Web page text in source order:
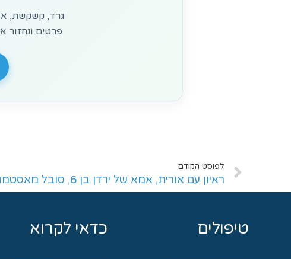
גרד, קשקשת,
פרטים ונחזור
לפוסט הקודם
ראיון עם אורית, אמא של ירדן בן 6, סובל מאסטמה של העור​
טיפולים כדאי לקרוא